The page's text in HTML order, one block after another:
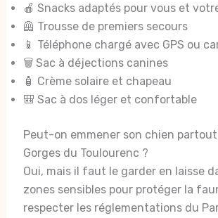
🍎 Snacks adaptés pour vous et
🦺 Trousse de premiers secours
📱 Téléphone chargé avec GPS ou
🗑️ Sac à déjections canines
🧴 Crème solaire et chapeau
🎒 Sac à dos léger et confortable
Peut-on emmener son chien
Gorges du Toulourenc ?
Oui, mais il faut le garder en laisse
zones sensibles pour protéger la
respecter les réglementations du